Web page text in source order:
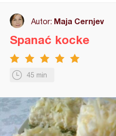
Autor: Maja Cernjev
45 min
Spanać kocke